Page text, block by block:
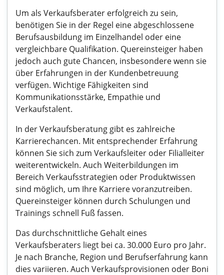
Um als Verkaufsberater erfolgreich zu sein,
benötigen Sie in der Regel eine abgeschlossene
Berufsausbildung im Einzelhandel oder eine
vergleichbare Qualifikation. Quereinsteiger haben
jedoch auch gute Chancen, insbesondere wenn sie
über Erfahrungen in der Kundenbetreuung
verfügen. Wichtige Fähigkeiten sind
Kommunikationsstärke, Empathie und
Verkaufstalent.
In der Verkaufsberatung gibt es zahlreiche
Karrierechancen. Mit entsprechender Erfahrung
können Sie sich zum Verkaufsleiter oder Filialleiter
weiterentwickeln. Auch Weiterbildungen im
Bereich Verkaufsstrategien oder Produktwissen
sind möglich, um Ihre Karriere voranzutreiben.
Quereinsteiger können durch Schulungen und
Trainings schnell Fuß fassen.
Das durchschnittliche Gehalt eines
Verkaufsberaters liegt bei ca. 30.000 Euro pro Jahr.
Je nach Branche, Region und Berufserfahrung kann
dies variieren. Auch Verkaufsprovisionen oder Boni